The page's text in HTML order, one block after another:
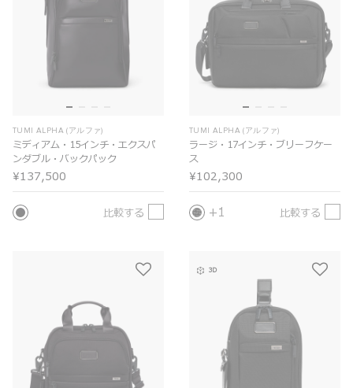
TUMI ALPHA (アルファ)
ミディアム・15インチ・エクスパ
ンダブル・バックパック
¥137,500
比較する
TUMI ALPHA (アルファ)
ラージ・17インチ・ブリーフケー
ス
¥102,300
1 比較する
3D